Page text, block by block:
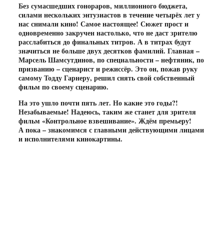
Без сумасшедших гонораров, миллионного бюджета,
силами нескольких энтузиастов в течение четырёх лет у
нас снимали кино! Самое настоящее! Сюжет прост и
одновременно закручен настолько, что не даст зрителю
расслабиться до финальных титров. А в титрах будут
значиться не больше двух десятков фамилий. Главная –
Марсель Шамсутдинов, по специальности – нефтяник, по
призванию – сценарист и режиссёр. Это он, пожав руку
самому Тодду Гарнеру, решил снять свой собственный
фильм по своему сценарию.
На это ушло почти пять лет. Но какие это годы?!
Незабываемые! Надеюсь, таким же станет для зрителя
фильм «Контрольное взвешивание». Ждём премьеру!
А пока – знакомимся с главными действующими лицами
и исполнителями кинокартины.